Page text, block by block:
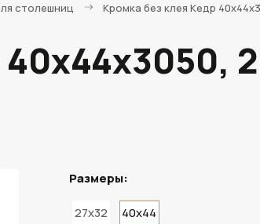
столешниц Кромка без клея Кедр
ПОД ЗАКАЗ
Размеры:
27x32 40x44